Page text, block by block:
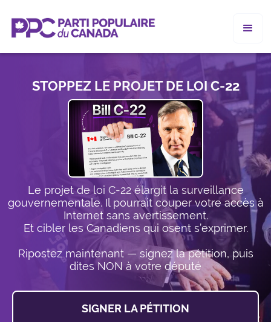
STOPPEZ LE PROJET DE LOI C-22
Le projet de loi C-22 élargit la surveillance
gouvernementale. Il pourrait couper votre accès à
Internet sans avertissement.
Et cibler les Canadiens qui osent s’exprimer.
Ripostez maintenant — signez la pétition, puis
dites NON à votre député
SIGNER LA PÉTITION